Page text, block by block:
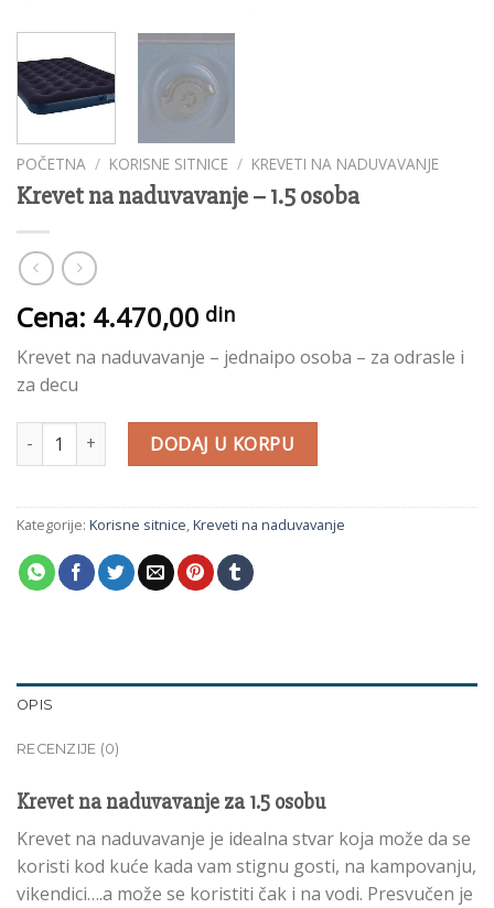
POČETNA / KORISNE SITNICE / KREVETI NA NADUVAVANJE
Krevet na naduvavanje – 1.5 osoba
Cena: 4.470,00 din
Krevet na naduvavanje – jednaipo osoba – za odrasle i
za decu
Krevet na naduvavanje - 1.5 osoba količina
DODAJ U KORPU
Kategorije: Korisne sitnice Kreveti na naduvavanje
OPIS
RECENZIJE (0)
Krevet na naduvavanje za 1.5 osobu
Krevet na naduvavanje je idealna stvar koja može da se
koristi kod kuće kada vam stignu gosti, na kampovanju,
vikendici….a može se koristiti čak i na vodi. Presvučen je